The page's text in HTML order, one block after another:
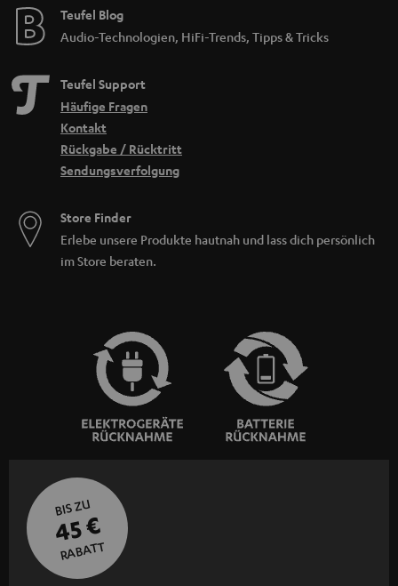
Teufel Blog
Audio-Technologien, HiFi-Trends, Tipps & Tricks
Teufel Support
Häufige Fragen
Kontakt
Rückgabe / Rücktritt
Sendungsverfolgung
Store Finder
Erlebe unsere Produkte hautnah und lass dich persönlich
im Store beraten.
BIS ZU
45 €
RABATT